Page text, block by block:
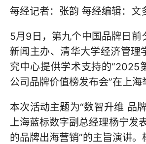
每经记者：张韵 每经编辑：文
5月9日，第九个中国品牌日前
新闻主办、清华大学经济管理
究中心提供学术支持的“2025
公司品牌价值榜发布会”在上海
本次活动主题为“数智升维 品牌
上海蓝标数字副总经理杨宁发
的品牌出海营销”的主旨演讲。